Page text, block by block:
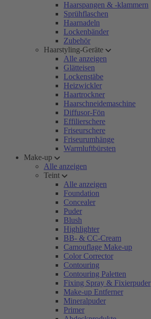
Haarspangen & -klammern
Sprühflaschen
Haarnadeln
Lockenbänder
Zubehör
Haarstyling-Geräte
Alle anzeigen
Glätteisen
Lockenstäbe
Heizwickler
Haartrockner
Haarschneidemaschine
Diffusor-Fön
Effilierschere
Friseurschere
Friseurumhänge
Warmluftbürsten
Make-up
Alle anzeigen
Teint
Alle anzeigen
Foundation
Concealer
Puder
Blush
Highlighter
BB- & CC-Cream
Camouflage Make-up
Color Corrector
Contouring
Contouring Paletten
Fixing Spray & Fixierpuder
Make-up Entferner
Mineralpuder
Primer